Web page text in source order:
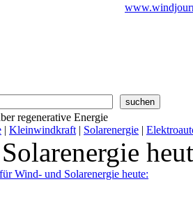
regenerative Energie
| Kleinwindkraft | Solarenergie |
Wind- und Solarenergie heute: